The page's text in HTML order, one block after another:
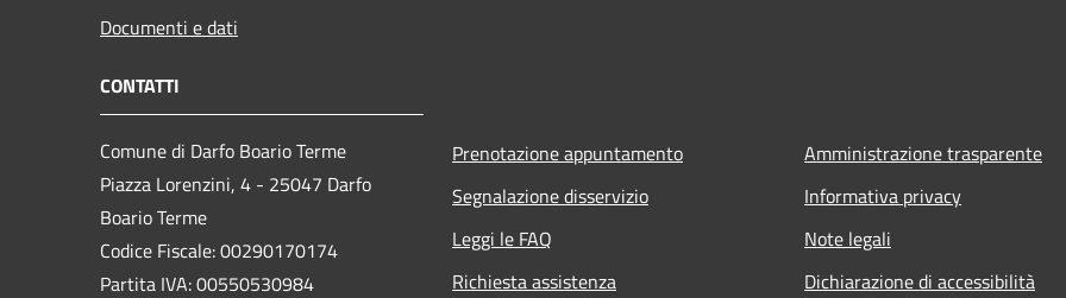
Documenti e dati
CONTATTI
Comune di Darfo Boario Terme
Piazza Lorenzini, 4 - 25047 Darfo
Boario Terme
Codice Fiscale: 00290170174
Partita IVA: 00550530984
Prenotazione appuntamento
Segnalazione disservizio
Leggi le FAQ
Richiesta assistenza
Amministrazione trasparente
Informativa privacy
Note legali
Dichiarazione di accessibilità